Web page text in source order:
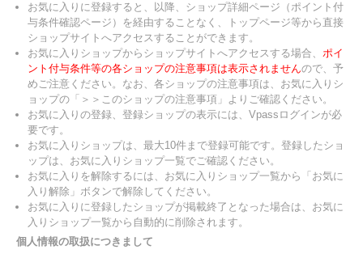
お気に入りに登録すると、以降、ショップ詳細ページ（ポイント付
与条件確認ページ）を経由することなく、トップページ等から直接
ショップサイトへアクセスすることができます。
お気に入りショップからショップサイトへアクセスする場合、 ポイ
ント付与条件等の各ショップの注意事項は表示されませんので、予
めご注意ください。なお、各ショップの注意事項は、お気に入りシ
ョップの「＞＞このショップの注意事項」よりご確認ください。
お気に入りの登録、登録ショップの表示には、Vpassログインが必
要です。
お気に入りショップは、最大10件まで登録可能です。登録したショ
ップは、お気に入りショップ一覧でご確認ください。
お気に入りを解除するには、お気に入りショップ一覧から「お気に
入り解除」ボタンで解除してください。
お気に入りに登録したショップが掲載終了となった場合は、お気に
入りショップ一覧から自動的に削除されます。
個人情報の取扱につきまして